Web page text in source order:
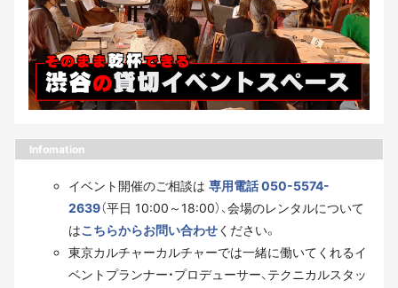
Infomation
イベント開催のご相談は 専用電話 050-5574-
2639（平日 10:00～18:00）、会場のレンタルについて
はこちらからお問い合わせください。
東京カルチャーカルチャーでは一緒に働いてくれるイ
ベントプランナー・プロデューサー、テクニカルスタッ